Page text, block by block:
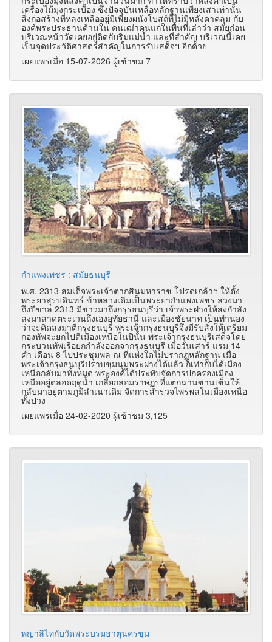
เครื่องไม้มุงกระเบื้อง ซึ่งปัจจุบันเหลือหลักฐานเพียงเสาเท่านั้น
สิ่งก่อสร้างที่หลงเหลืออยู่มีเพียงผนังโบสถ์ที่ไม่มีหลังคาคลุม กับ
องค์พระประธานด้านใน คนเฒ่าคนแก่ในพื้นที่เล่าว่า สมัยก่อน
บริเวณหน้าวัดเคยอยู่ติดกับริมแม่น้ำ และที่สำคัญ บริเวณนี้เคย
เป็นจุดประวัติศาสตร์สำคัญในการรับเสด็จฯ อีกด้วย
เผยแพร่เมื่อ 15-07-2026 ผู้เช้าชม 7
กำแพงเพชร : สมัยธนบุรี
พ.ศ. 2313 สมเด็จพระเจ้าตากสินมหาราช โปรดเกล้าฯ ให้ตั้ง
พระยาสุรบดินทร์ ข้าหลวงเดิมเป็นพระยากำแพงเพชร ล่วงมา
ถึงปีขาล 2313 มีข่าวมาถึงกรุรธนบุรีว่า เจ้าพระฝางให้ส่งกำลัง
ลงมาลาดตระเวนถึงเองอุทัยธานี และเมืองชัยนาท เป็นทำนอง
ว่าจะคิดลงมาตีกรุงธนบุรี พระเจ้ากรุงธนบุรีจึงมีรับสั่งให้เตรียม
กองทัพจะยกไปตีเมืองเหนือในปีนั้น พระเจ้ากรุงธนบุรีเสด็จโดย
กระบวนทัพเรือยกกำลังออกจากรุงธนบุรี เมื่อวันเสาร์ แรม 14
ค่ำ เดือน 8 ไปประชุมพล ณ ที่แห่งใดไม่ปรากฏหลักฐาน เมื่อ
พระเจ้ากรุงธนบุรีปราบชุมนุมพระฝางได้แล้ว ก็เท่ากับได้เมือง
เหนือกลับมาทั้งหมด พระองค์ได้ประทับจัดการปกครองเมือง
เหนืออยู่ตลอดฤดูน้ำ เกลี้ยกล่อมราษฏรที่แตกฉานซ่านเซ็นให้
กลับมาอยู่ตามภูมิลำเนาเดิม จัดการสำรวจไพร่พลในเมืองเหนือ
ทั้งปวง
เผยแพร่เมื่อ 24-02-2020 ผู้เช้าชม 3,125
พญาลิไทกับวัดพระบรมธาตุนครชุม